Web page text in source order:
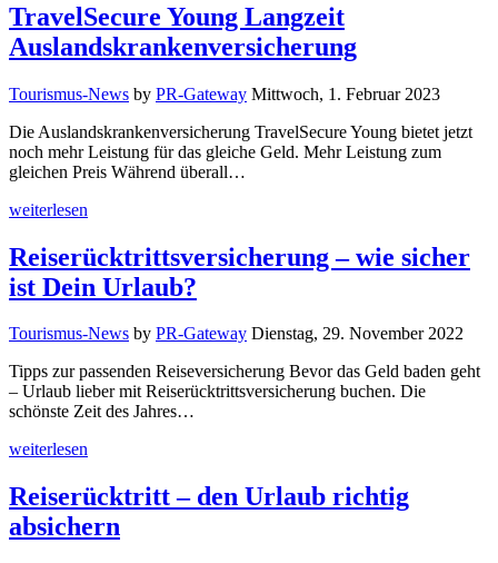
TravelSecure Young Langzeit
Auslandskrankenversicherung
Tourismus-News by PR-Gateway Mittwoch, 1. Februar 2023
Die Auslandskrankenversicherung TravelSecure Young bietet jetzt
noch mehr Leistung für das gleiche Geld. Mehr Leistung zum
gleichen Preis Während überall…
weiterlesen
Reiserücktrittsversicherung – wie sicher
ist Dein Urlaub?
Tourismus-News by PR-Gateway Dienstag, 29. November 2022
Tipps zur passenden Reiseversicherung Bevor das Geld baden geht
– Urlaub lieber mit Reiserücktrittsversicherung buchen. Die
schönste Zeit des Jahres…
weiterlesen
Reiserücktritt – den Urlaub richtig
absichern